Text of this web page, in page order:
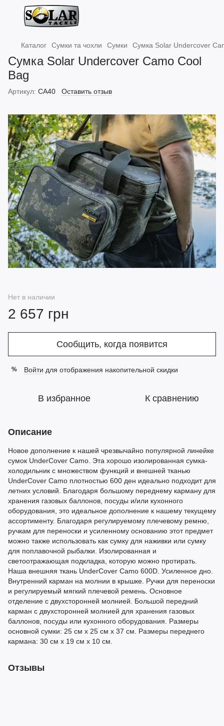
Каталог Сумки та чохли Сумки Сумка Solar Undercover
Сумка Solar Undercover Camo Cool
Bag
Артикул: CA40 Оставить отзыв
Нет в наличии
2 657 грн
Сообщить, когда появится
% Войти для отображения накопительной скидки
В избранное К сравнению
Описание
Новое дополнение к нашей чрезвычайно популярной линейке
сумок UnderCover Camo. Эта хорошо изолированная сумка-
холодильник с множеством функций и внешней тканью
UnderCover Camo плотностью 600 ден идеально подходит для
летних условий. Благодаря большому переднему карману для
хранения газовых баллонов, посуды и/или кухонного
оборудования, это идеальное дополнение к нашему текущему
ассортименту. Благодаря регулируемому плечевому ремню,
ручкам для переноски и усиленному основанию этот предмет
можно также использовать как сумку для наживки или сумку
для поплавочной рыбалки. Изолированная и
светоотражающая подкладка, которую можно протирать.
Наша внешняя ткань UnderCover Camo 600D. Усиленное дно.
Внутренний карман на молнии в крышке. Ручки для переноски
и регулируемый мягкий плечевой ремень. Основное
отделение с двухсторонней молнией. Большой передний
карман с двухсторонней молнией для хранения газовых
баллонов, посуды или кухонного оборудования. Размеры
основной сумки: 25 см x 25 см x 37 см. Размеры переднего
кармана: 30 см x 19 см x 10 см.
Отзывы